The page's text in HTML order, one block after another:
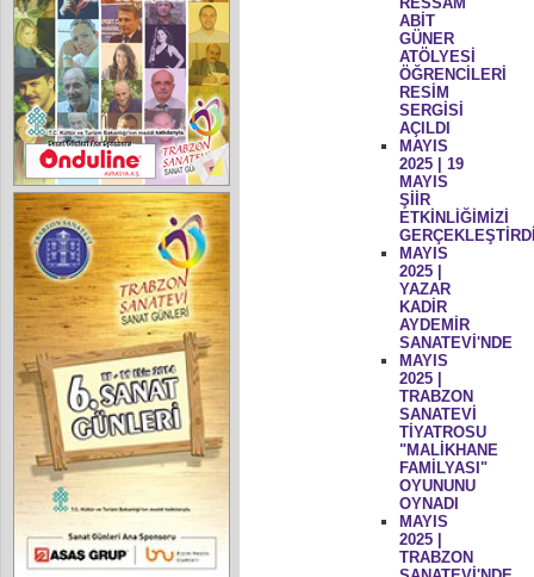
ABİT
GÜNER
ATÖLYESİ
ÖĞRENCİLERİ
RESİM
SERGİSİ
AÇILDI
MAYIS
2025 | 19
MAYIS
ŞİİR
ETKİNLİĞİMİZİ
MAYIS
2025 |
YAZAR
KADİR
AYDEMİR
SANATEVİ'NDE
MAYIS
2025 |
TRABZON
SANATEVİ
TİYATROSU
"MALİKHANE
FAMİLYASI"
OYUNUNU
OYNADI
MAYIS
2025 |
TRABZON